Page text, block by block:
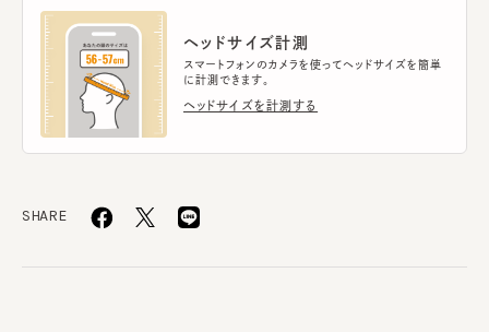
ヘッドサイズ計測
スマートフォンのカメラを使ってヘッドサイズを簡単
に計測できます。
ヘッドサイズを計測する
SHARE